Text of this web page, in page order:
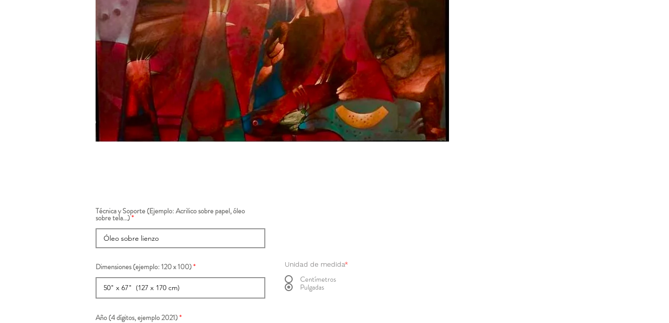
Técnica y Soporte (Ejemplo: Acrilico sobre papel, óleo
sobre tela...)
Dimensiones (ejemplo: 120 x 100) Unidad de medida*
Centímetros
Pulgadas
Año (4 dígitos, ejemplo 2021)